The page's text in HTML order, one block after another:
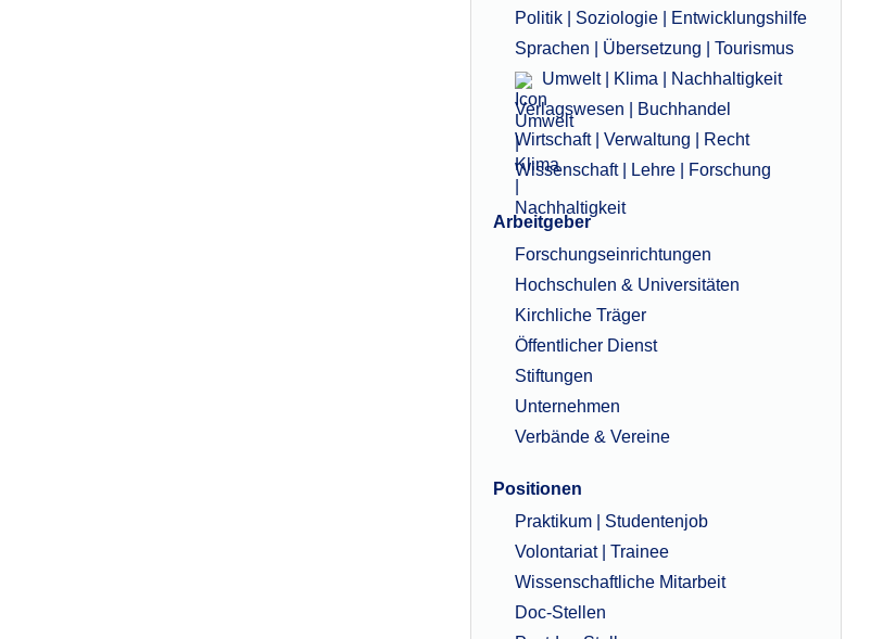
Politik | Soziologie | Entwicklungshilfe
Sprachen | Übersetzung | Tourismus
Umwelt | Klima | Nachhaltigkeit
Verlagswesen | Buchhandel
Wirtschaft | Verwaltung | Recht
Wissenschaft | Lehre | Forschung
Arbeitgeber
Forschungseinrichtungen
Hochschulen & Universitäten
Kirchliche Träger
Öffentlicher Dienst
Stiftungen
Unternehmen
Verbände & Vereine
Positionen
Praktikum | Studentenjob
Volontariat | Trainee
Wissenschaftliche Mitarbeit
Doc-Stellen